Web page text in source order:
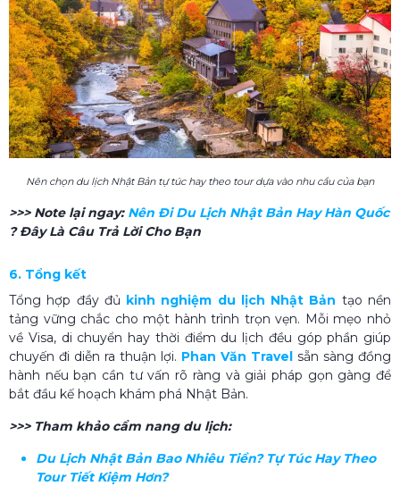
Nên chọn du lịch Nhật Bản tự túc hay theo tour dựa vào nhu cầu của bạn
>>> Note lại ngay: Nên Đi Du Lịch Nhật Bản Hay Hàn Quốc​
? Đây Là Câu Trả Lời Cho Bạn
6. Tổng kết
Tổng hợp đầy đủ kinh nghiệm du lịch Nhật Bản tạo nền
tảng vững chắc cho một hành trình trọn vẹn. Mỗi mẹo nhỏ
về Visa, di chuyển hay thời điểm du lịch đều góp phần giúp
chuyến đi diễn ra thuận lợi. Phan Văn Travel sẵn sàng đồng
hành nếu bạn cần tư vấn rõ ràng và giải pháp gọn gàng để
bắt đầu kế hoạch khám phá Nhật Bản.
>>> Tham khảo cẩm nang du lịch:
Du Lịch Nhật Bản Bao Nhiêu Tiền​? Tự Túc Hay Theo
Tour Tiết Kiệm Hơn?